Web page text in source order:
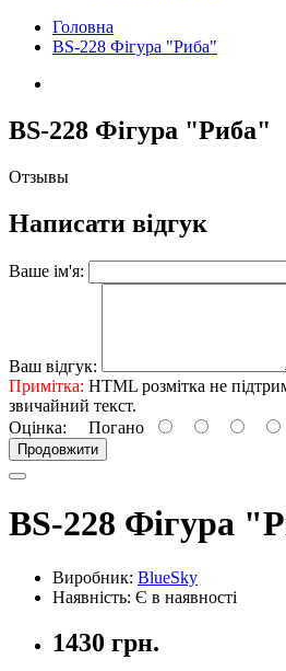
Головна
BS-228 Фігура "Риба"
BS-228 Фігура "Риба"
Отзывы
Написати відгук
Ваше ім'я:
Ваш відгук:
Примітка: HTML розмітка не
звичайний текст.
Оцінка: Погано
Продовжити
BS-228 Фігура
Виробник: BlueSky
Наявність: Є в наявності
1430 грн.